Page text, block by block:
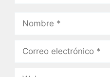
electrónico